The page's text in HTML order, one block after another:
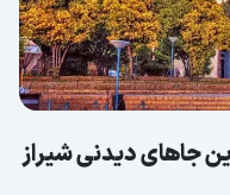
جاهای دیدنی شیراز